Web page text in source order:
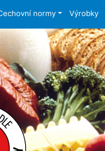
normy Výrobky